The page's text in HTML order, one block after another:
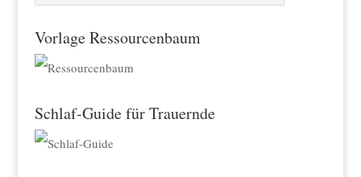
Vorlage Ressourcenbaum
Schlaf-Guide für Trauernde